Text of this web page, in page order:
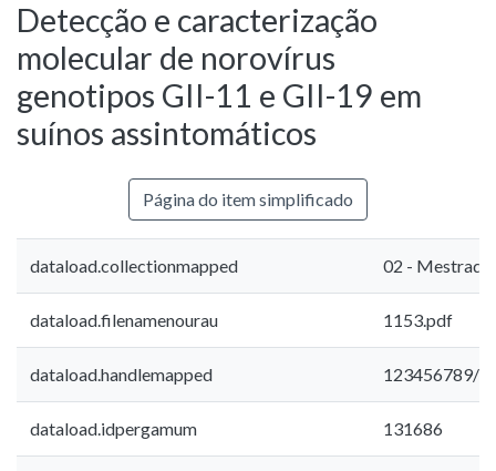
Estatísticas
Detecção e caracterização
molecular de norovírus
genotipos GII-11 e GII-19 em
suínos assintomáticos
Página do item simplificado
dataload.collectionmapped 02 - Mestrado
dataload.filenamenourau 1153.pdf
dataload.handlemapped 123456789/6
dataload.idpergamum 131686